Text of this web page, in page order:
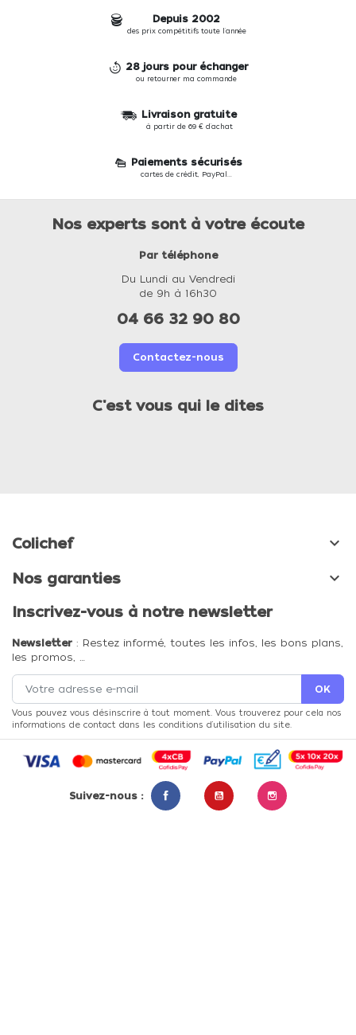
Depuis 2002
des prix compétitifs toute l'année
28 jours pour échanger
ou retourner ma commande
Livraison gratuite
à partir de 69 € d'achat
Paiements sécurisés
cartes de crédit, PayPal...
Nos experts sont à votre écoute
Par téléphone
Du Lundi au Vendredi
de 9h à 16h30
04 66 32 90 80
Contactez-nous
C'est vous qui le dites
Colichef 
Nos garanties 
Inscrivez-vous à notre newsletter
Newsletter : Restez informé, toutes les infos, les bons plans,
les promos, …
Vous pouvez vous désinscrire à tout moment. Vous trouverez pour cela nos
informations de contact dans les conditions d'utilisation du site.
Suivez-nous :
FacebookYouTubeInstagram